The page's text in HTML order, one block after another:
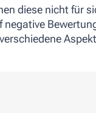
diese nicht für
negative